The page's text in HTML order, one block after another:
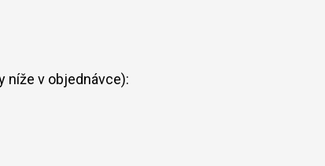
níže v objednávce):